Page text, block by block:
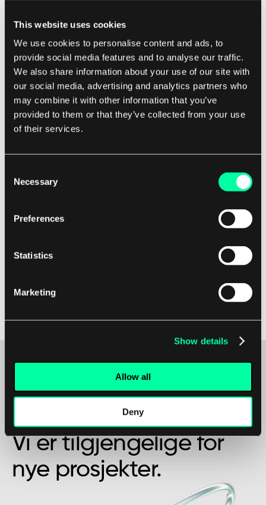
This website uses cookies
We use cookies to personalise content and ads, to
provide social media features and to analyse our traffic.
We also share information about your use of our site with
our social media, advertising and analytics partners who
may combine it with other information that you’ve
provided to them or that they’ve collected from your use
of their services.
Selection
Necessary
Preferences
Statistics
Marketing
Show details
Allow all
Deny
ferdighet for bedrifter som ønsker å være
konkurransedyktige og enkeltpersoner som
ønsker å holde seg informert.
Ved å utnytte den nyeste teknologien og
teknikkene innen informasjonsinnhenting kan
organisasjoner strømlinjeforme driften, forbedre
brukeropplevelsen. Alt i alt er
dynamisk prosess som spiller en viktig rolle i
informasjon i den digitale tidsalder.
Ved å forstå prinsippene og beste praksisene for
enkeltpersoner låse opp det fulle potensialet av
den store mengden data som er tilgjengelig for
dem.
Kanskje det er begynnelsen på et vakkert
Vi er tilgjengelige for
nye prosjekter.